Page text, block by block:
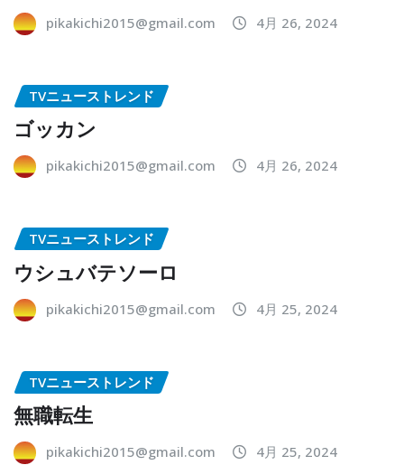
pikakichi2015@gmail.com 4月 26, 2024
TVニューストレンド
ゴッカン
pikakichi2015@gmail.com 4月 26, 2024
TVニューストレンド
ウシュバテソーロ
pikakichi2015@gmail.com 4月 25, 2024
TVニューストレンド
無職転生
pikakichi2015@gmail.com 4月 25, 2024